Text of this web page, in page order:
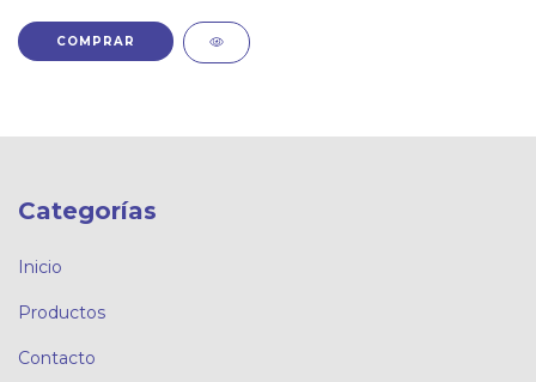
COMPRAR
Categorías
Inicio
Productos
Contacto